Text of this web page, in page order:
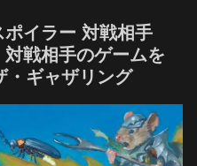
ポイラー 対戦相手
戦相手のゲームを
・ギャザリング